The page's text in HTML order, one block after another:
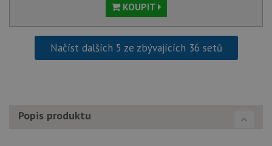
KOUPIT
Načíst dalších 5 ze zbývajících 36 setů
Popis produktu